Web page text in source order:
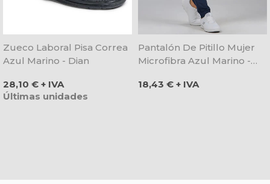
Zueco Laboral Pisa Correa
Azul Marino - Dian
Precio
28,10 € + IVA
Últimas unidades
Pantalón De Pitillo Mujer
Microfibra Azul Marino -
Precio
18,43 € + IVA